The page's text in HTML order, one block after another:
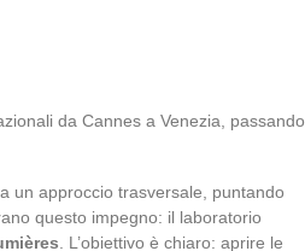
da Cannes a Venezia, passando
un approccio trasversale, puntando
questo impegno: il laboratorio
. L’obiettivo è chiaro: aprire le